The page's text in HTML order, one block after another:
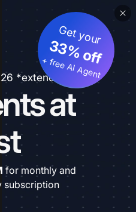
*extended
at
Get your
33% off
+ free AI Agent
for monthly and
subscription